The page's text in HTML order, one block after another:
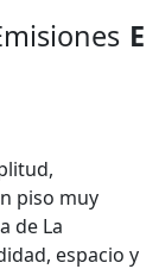
E
piso muy
de La
espacio y